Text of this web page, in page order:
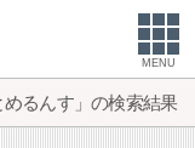
MENU
めるんす」の検索結果